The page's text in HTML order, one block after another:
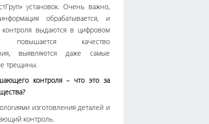
установок. Очень важно,
обрабатывается, и
контроля выдаются в цифровом
повышается качество
выявляются даже самые
трещины.
контроля – что это за
изготовления деталей и
контроль.